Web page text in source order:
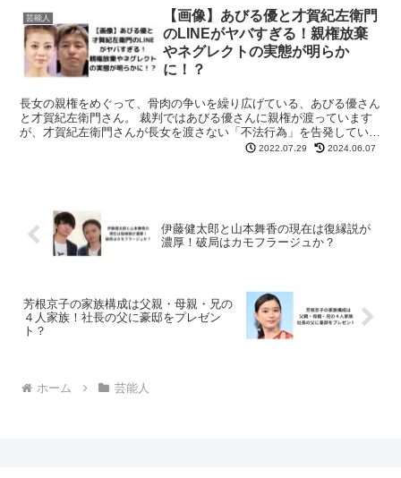
芸能人
【画像】あびる優と才賀紀左衛門
のLINEがヤバすぎる！親権放棄
やネグレクトの実態が明らか
に！？
長女の親権をめぐって、骨肉の争いを繰り広げている、あびる優さん
と才賀紀左衛門さん。 裁判ではあびる優さんに親権が渡っています
が、才賀紀左衛門さんが長女を渡さない「不法行為」を告発していま
す。 そんな中、今度はあびる優さんのネグレクトとも捉え...
2022.07.29 2024.06.07
伊藤健太郎と山本舞香の現在は復縁説が
濃厚！破局はカモフラージュか？
芳根京子の家族構成は父親・母親・兄の
４人家族！社長の父に豪邸をプレゼン
ト？
ホーム 芸能人